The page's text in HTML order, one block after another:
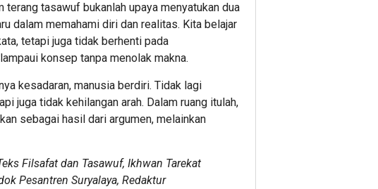
terang tasawuf bukanlah upaya menyatukan dua
dalam memahami diri dan realitas. Kita belajar
tetapi juga tidak berhenti pada
konsep tanpa menolak makna.
kesadaran, manusia berdiri. Tidak lagi
juga tidak kehilangan arah. Dalam ruang itulah,
sebagai hasil dari argumen, melainkan
Filsafat dan Tasawuf, Ikhwan Tarekat
Pesantren Suryalaya, Redaktur